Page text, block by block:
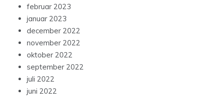
februar 2023
januar 2023
december 2022
november 2022
oktober 2022
september 2022
juli 2022
juni 2022